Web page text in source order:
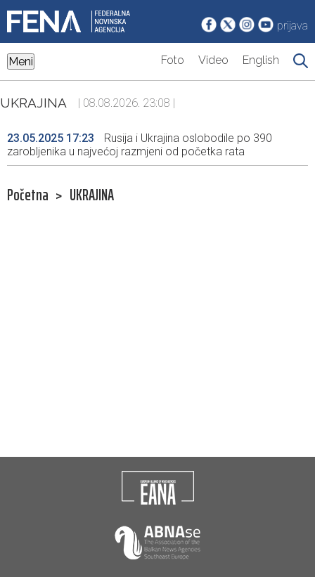
prijava
Meni Foto Video English
UKRAJINA | 08.08.2026. 23:08 |
23.05.2025 17:23
Rusija i Ukrajina oslobodile po 390
zarobljenika u najvećoj razmjeni od početka rata
Početna > UKRAJINA